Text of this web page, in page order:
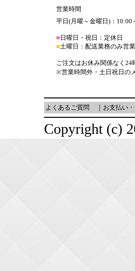
営業時間
平日(月曜～金曜日)：10:00
■ 日曜日・祝日：定休日
■土曜日：配送業務のみ営業
ご注文はお休み関係なく
※営業時間外・土日祝日の
よくあるご質問 お支払い
Copyright (c)